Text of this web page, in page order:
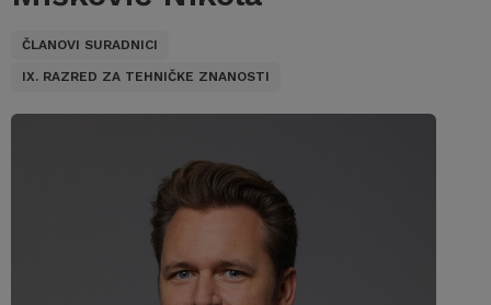
ČLANOVI SURADNICI
IX. RAZRED ZA TEHNIČKE ZNANOSTI